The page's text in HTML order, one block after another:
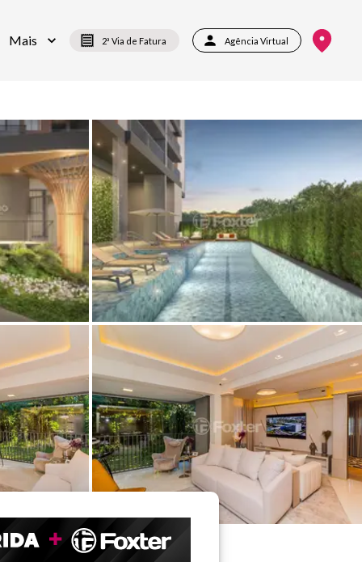
Mais 2ª Via de Fatura Agência Virtual